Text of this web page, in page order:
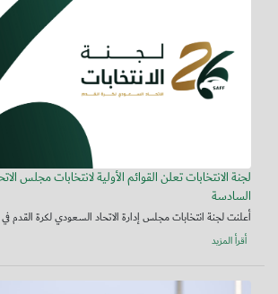
لجنة الانتخابات تعلن القوائم الأولية لانتخابات مجلس
السادسة
أعلنت لجنة انتخابات مجلس إدارة الاتحاد السعودي لكرة القدم
أقرأ المزيد